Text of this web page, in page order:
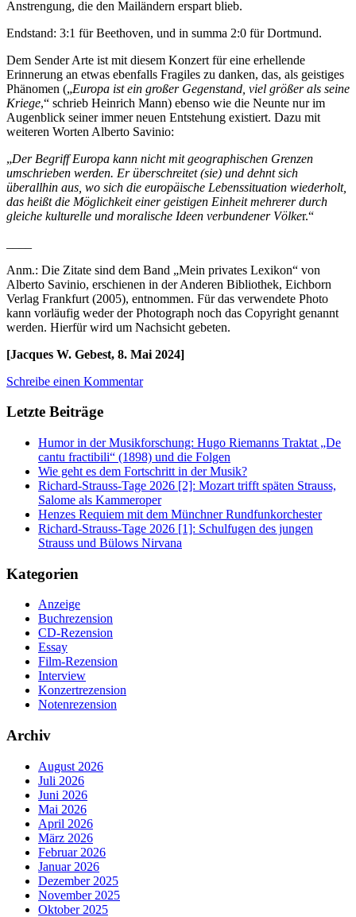
Anstrengung, die den Mailändern erspart blieb.
Endstand: 3:1 für Beethoven, und in summa 2:0 für Dortmund.
Dem Sender Arte ist mit diesem Konzert für eine erhellende
Erinnerung an etwas ebenfalls Fragiles zu danken, das, als geistiges
Phänomen („Europa ist ein großer Gegenstand, viel größer als seine
Kriege,“ schrieb Heinrich Mann) ebenso wie die Neunte nur im
Augenblick seiner immer neuen Entstehung existiert. Dazu mit
weiteren Worten Alberto Savinio:
„Der Begriff Europa kann nicht mit geographischen Grenzen
umschrieben werden. Er überschreitet (sie) und dehnt sich
überallhin aus, wo sich die europäische Lebenssituation wiederholt,
das heißt die Möglichkeit einer geistigen Einheit mehrerer durch
gleiche kulturelle und moralische Ideen verbundener Völker.“
Anm.: Die Zitate sind dem Band „Mein privates Lexikon“ von
Alberto Savinio, erschienen in der Anderen Bibliothek, Eichborn
Verlag Frankfurt (2005), entnommen. Für das verwendete Photo
kann vorläufig weder der Photograph noch das Copyright genannt
werden. Hierfür wird um Nachsicht gebeten.
[Jacques W. Gebest, 8. Mai 2024]
Schreibe einen Kommentar
Letzte Beiträge
Humor in der Musikforschung: Hugo Riemanns Traktat „De
cantu fractibili“ (1898) und die Folgen
Wie geht es dem Fortschritt in der Musik?
Richard-Strauss-Tage 2026 [2]: Mozart trifft späten Strauss,
Salome als Kammeroper
Henzes Requiem mit dem Münchner Rundfunkorchester
Richard-Strauss-Tage 2026 [1]: Schulfugen des jungen
Strauss und Bülows Nirvana
Kategorien
Anzeige
Buchrezension
CD-Rezension
Essay
Film-Rezension
Interview
Konzertrezension
Notenrezension
Archiv
August 2026
Juli 2026
Juni 2026
Mai 2026
April 2026
März 2026
Februar 2026
Januar 2026
Dezember 2025
November 2025
Oktober 2025